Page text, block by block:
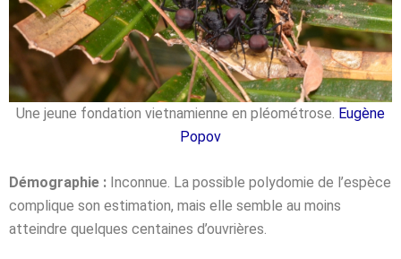
Une jeune fondation vietnamienne en pléométrose. Eugène
Popov
Démographie : Inconnue. La possible polydomie de l’espèce
complique son estimation, mais elle semble au moins
atteindre quelques centaines d’ouvrières.